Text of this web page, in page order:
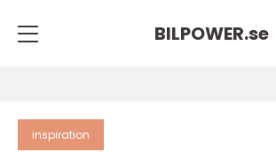
BILPOWER.se
inspiration